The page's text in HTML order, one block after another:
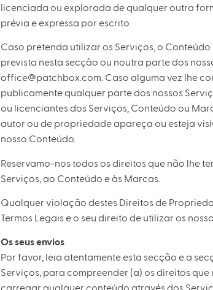
licenciada ou explorada de qualquer outra
prévia e expressa por escrito.
Caso pretenda utilizar os Serviços, o
prevista nesta secção ou noutra parte dos
office@patchbox.com. Caso alguma vez lhe
publicamente qualquer parte dos nossos
ou licenciantes dos Serviços, Conteúdo ou
autor ou de propriedade apareça ou esteja
nosso Conteúdo.
Reservamo-nos todos os direitos que não lhe
Serviços, ao Conteúdo e às Marcas.
Qualquer violação destes Direitos de
Termos Legais e o seu direito de utilizar os
Os seus envios
Por favor, leia atentamente esta secção e a
Serviços, para compreender (a) os direitos